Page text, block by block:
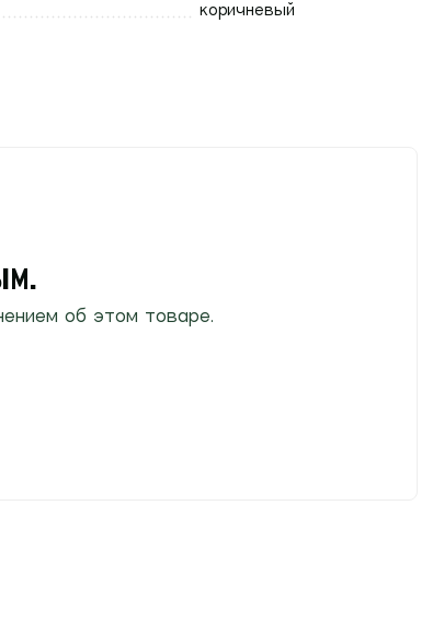
коричневый
об этом товаре.